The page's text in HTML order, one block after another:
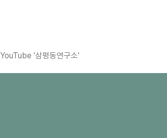
YouTube '삼평동연구소'